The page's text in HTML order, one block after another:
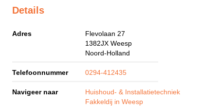
Details
Adres
Flevolaan 27
1382JX Weesp
Noord-Holland
Telefoonnummer 0294-412435
Navigeer naar
Huishoud- & Installatietechniek
Fakkeldij in Weesp